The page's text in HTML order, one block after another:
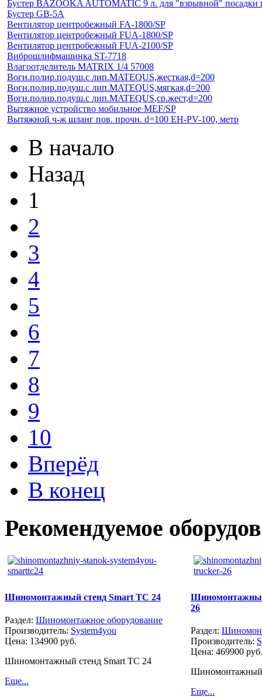
Бустер BAZOOKA AUTOMATIC 9 л. для "взрывной" посадки
Бустер GB-5A
Вентилятор центробежный FA-1800/SP
Вентилятор центробежный FUA-1800/SP
Вентилятор центробежный FUA-2100/SP
Виброшлифмашинка ST-7718
Влагоотделитель MATRIX 1/4 57008
Вогн.полир.подуш.с лип.MATEQUS,жесткая,d=200
Вогн.полир.подуш.с лип.MATEQUS,мягкая,d=200
Вогн.полир.подуш.с лип.MATEQUS,ср.жест,d=200
Вытяжное устройство мобильное MEF/SP
Вытяжной ч-ж шланг пов. прочн. d=100 EH-PV-100, метр
В начало
Назад
1
2
3
4
5
6
7
8
9
10
Вперёд
В конец
Рекомендуемое
Шиномонтажный стенд Smart TC 24
Раздел: Шиномонтажное оборудование
Производитель: System4you
Цена: 134900 руб.
Шиномонтажный стенд Smart TC 24
Еще...
26
Раздел:
Производитель:
Цена:469900
Шиномонтажный
Еще...